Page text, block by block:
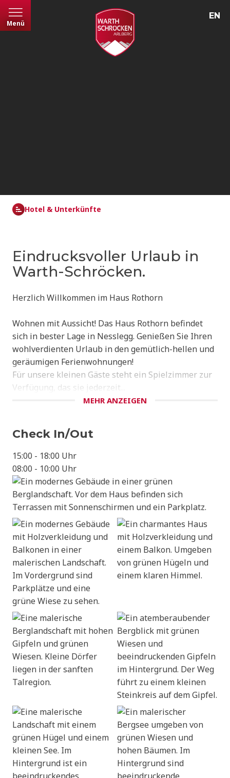
Menü
EN
Hotel & Unterkünfte
Eindrucksvoller Urlaub in
Warth-Schröcken.
Herzlich Willkommen im Haus Rothorn
Wohnen mit Aussicht! Das Haus Rothorn befindet
sich in bester Lage in Nesslegg. Genießen Sie Ihren
wohlverdienten Urlaub in den gemütlich-hellen und
geräumigen Ferienwohnungen!
Für unsere kleinen Gäste steht ein Spielzimmer zur
Verfügung, das sie jederzeit...
MEHR ANZEIGEN
Check In/Out
15:00 - 18:00 Uhr
08:00 - 10:00 Uhr